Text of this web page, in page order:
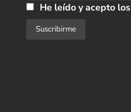
He leído y acepto